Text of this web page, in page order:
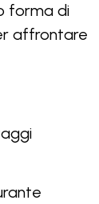
forma di
affrontare